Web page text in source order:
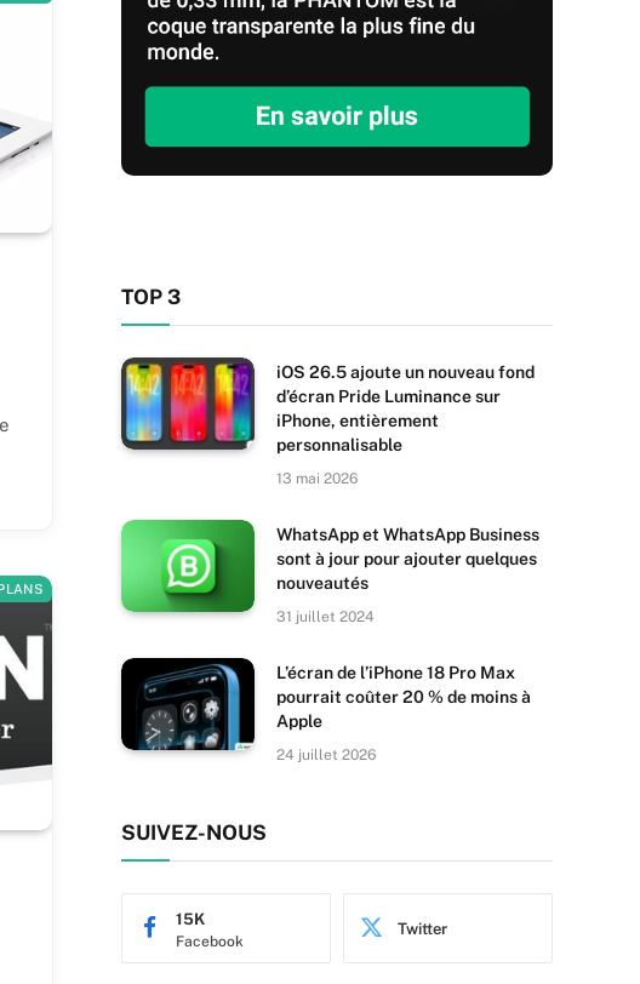
TOP 3
iOS 26.5 ajoute un nouveau fond
d’écran Pride Luminance sur
iPhone, entièrement
personnalisable
13 mai 2026
WhatsApp et WhatsApp Business
sont à jour pour ajouter quelques
nouveautés
31 juillet 2024
L’écran de l’iPhone 18 Pro Max
pourrait coûter 20 % de moins à
Apple
24 juillet 2026
SUIVEZ-NOUS
Facebook
15K Twitter